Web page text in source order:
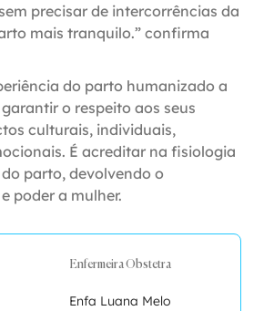
precisar de intercorrências da
mais tranquilo.” confirma
do parto humanizado a
o respeito aos seus
culturais, individuais,
É acreditar na fisiologia
parto, devolvendo o
poder a mulher.
Enfermeira Obstetra
Enfa Luana Melo